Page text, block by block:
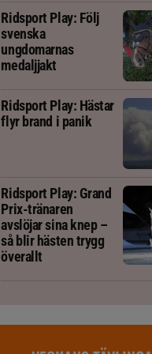
Ridsport Play: Följ
svenska
ungdomarnas
medaljjakt
Ridsport Play: Hästar
flyr brand i panik
Ridsport Play: Grand
Prix-tränaren
avslöjar sina knep –
så blir hästen trygg
överallt